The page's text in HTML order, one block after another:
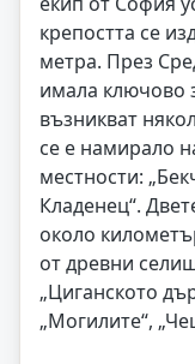
крепостта се
метра. През
имала ключово
възникват
се е намирало
местности:
Кладенец“.
около
от древни
„Циганското
„Могилите“,